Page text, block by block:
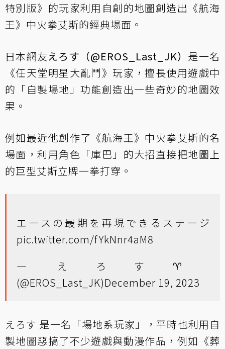
特別版》的玩家利用自創的地圖創造出《航海
王》中火拳艾斯的經典場面。
日本網友えろす（@EROS_Last_JK） 是一名
《任天堂明星大亂鬥》玩家，擅長使用遊戲中
的「自製場地」功能創造出一些奇妙的地圖效
果。
例如最近他創作了《航海王》中火拳艾斯的名
場面，利用角色「庫巴」的大招直接把地圖上
的巨型艾斯立牌一拳打穿。
エースの最期を再現できるステージ
pic.twitter.com/fYkNnr4aM8
— えろす♈️
(@EROS_Last_JK)December 19, 2023
えろす 是一名「場地系玩家」，平時也利用自
製地圖惡搞了不少遊戲與動漫作品，例如《葬